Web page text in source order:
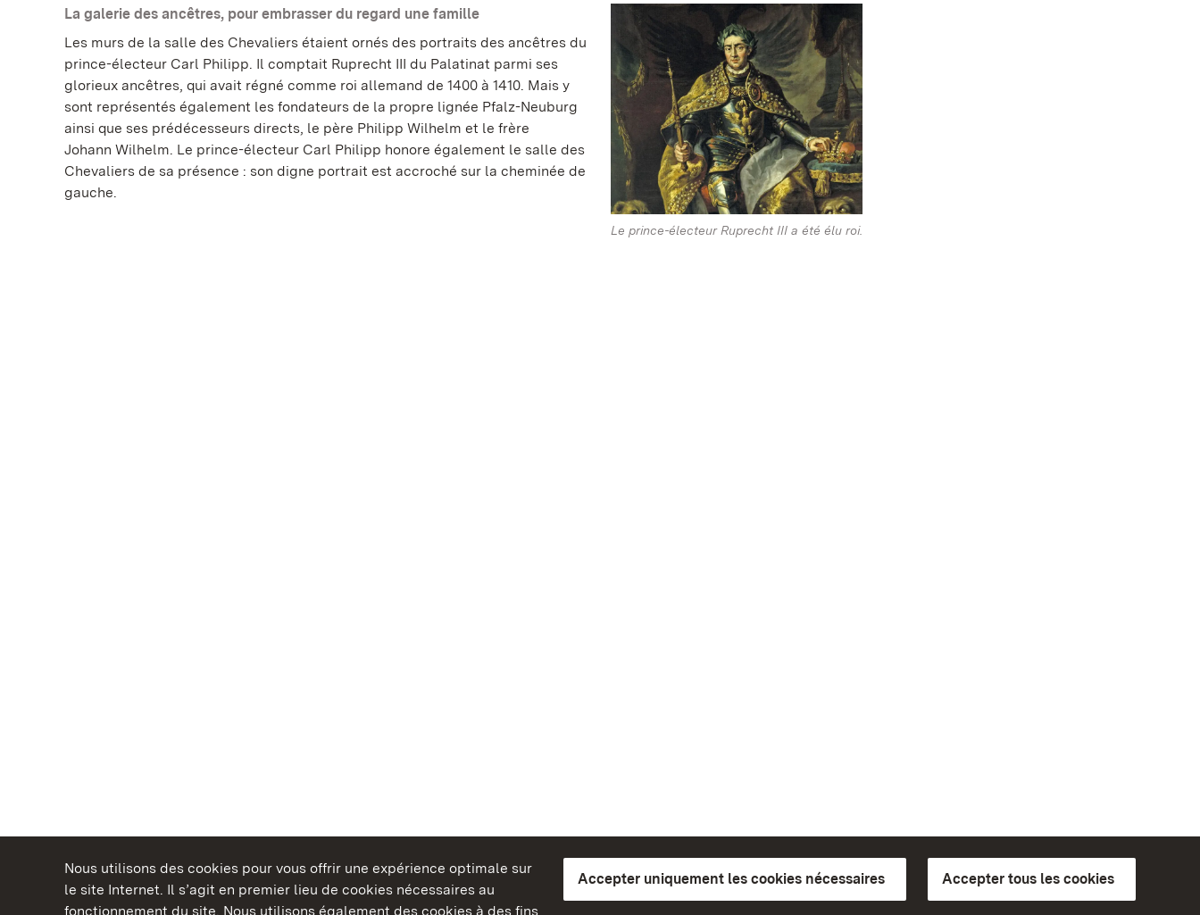
Nous utilisons des cookies pour vous offrir une expérience optimale sur
le site Internet. Il s’agit en premier lieu de cookies nécessaires au
fonctionnement du site. Nous utilisons également des cookies à des fins
Accepter uniquement les cookies nécessaires Accepter tous les cookies
Le prince-électeur Ruprecht III a été élu roi.
La galerie des ancêtres, pour embrasser du regard une famille
Les murs de la salle des Chevaliers étaient ornés des portraits des ancêtres du
prince-électeur Carl Philipp. Il comptait Ruprecht III du Palatinat parmi ses
glorieux ancêtres, qui avait régné comme roi allemand de 1400 à 1410. Mais y
sont représentés également les fondateurs de la propre lignée Pfalz-Neuburg
ainsi que ses prédécesseurs directs, le père Philipp Wilhelm et le frère
Johann Wilhelm. Le prince-électeur Carl Philipp honore également le salle des
Chevaliers de sa présence : son digne portrait est accroché sur la cheminée de
gauche.